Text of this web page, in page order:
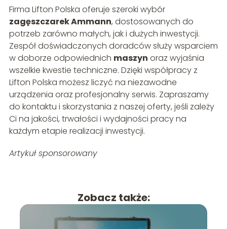
Firma Lifton Polska oferuje szeroki wybór
zagęszczarek Ammann, dostosowanych do
potrzeb zarówno małych, jak i dużych inwestycji.
Zespół doświadczonych doradców służy wsparciem
w doborze odpowiednich maszyn oraz wyjaśnia
wszelkie kwestie techniczne. Dzięki współpracy z
Lifton Polska możesz liczyć na niezawodne
urządzenia oraz profesjonalny serwis. Zapraszamy
do kontaktu i skorzystania z naszej oferty, jeśli zależy
Ci na jakości, trwałości i wydajności pracy na
każdym etapie realizacji inwestycji.
Artykuł sponsorowany
Zobacz także: